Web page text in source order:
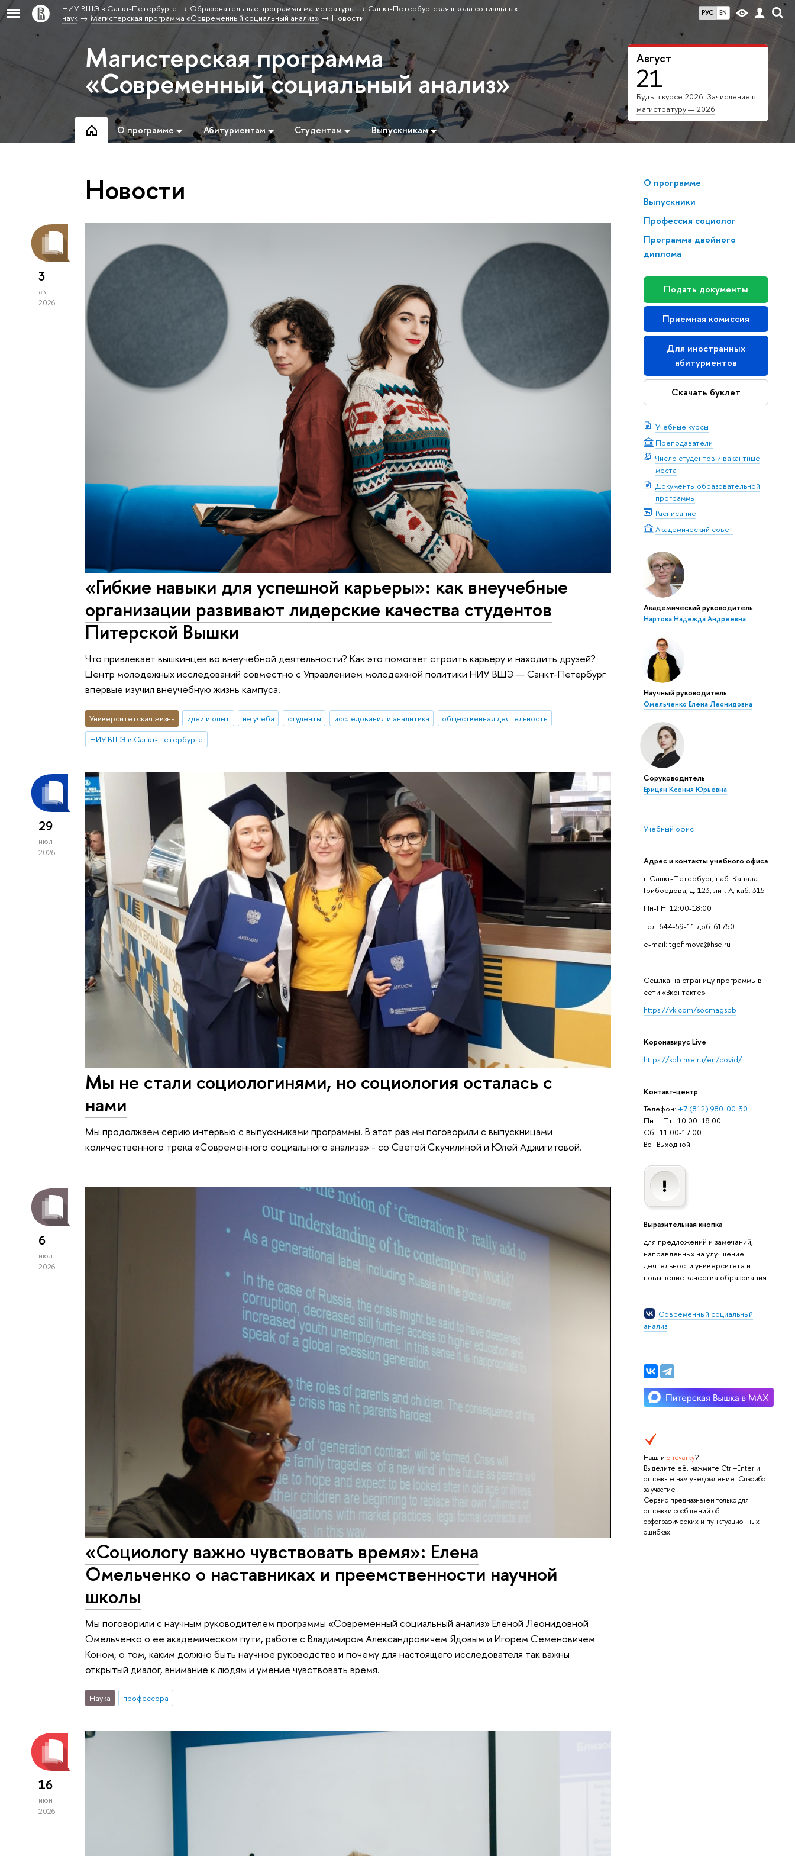
РУС EN
НИУ ВШЭ в Санкт-Петербурге Образовательные программы магистратуры
Санкт-Петербургская школа социальных
наук
Магистерская программа «Современный социальный анализ» Новости
Август
21
Будь в курсе 2026: Зачисление в
магистратуру — 2026
Магистерская программа
«Современный социальный анализ»
О программе Абитуриентам Студентам Выпускникам
О программе
Выпускники
Профессия социолог
Программа двойного
диплома
Подать документы
Приемная комиссия
Для иностранных
абитуриентов
Скачать буклет
Учебные курсы
Преподаватели
Число студентов и вакантные
места
Документы образовательной
программы
Расписание
Академический совет
Академический руководитель
Нартова Надежда Андреевна
Научный руководитель
Омельченко Елена Леонидовна
Соруководитель
Ерицян Ксения Юрьевна
Учебный офис
Адрес и контакты учебного офиса
г. Санкт-Петербург, наб. Канала
Грибоедова, д. 123, лит. А, каб. 315
Пн-Пт: 12:00-18:00
тел. 644-59-11 доб. 61750
e-mail: tgefimova@hse.ru
Cсылка на страницу программы в
сети «Вконтакте»
https://vk.com/socmagspb
Коронавирус Live
https://spb.hse.ru/en/covid/
Контакт-центр
Телефон: +7 (812) 980-00-30
Пн. – Пт.: 10:00–18:00
Сб.: 11:00-17:00
Вс.: Выходной
Выразительная кнопка
для предложений и замечаний,
направленных на улучшение
деятельности университета и
повышение качества образования
Современный социальный
анализ
Нашли опечатку?
Выделите её, нажмите Ctrl+Enter и
отправьте нам уведомление. Спасибо
за участие!
Сервис предназначен только для
отправки сообщений об
орфографических и пунктуационных
ошибках.
Новости
3
авг
2026
«Гибкие навыки для успешной карьеры»: как внеучебные
организации развивают лидерские качества студентов
Питерской Вышки
Что привлекает вышкинцев во внеучебной деятельности? Как это помогает строить карьеру и находить друзей?
Центр молодежных исследований совместно с Управлением молодежной политики НИУ ВШЭ — Санкт-Петербург
впервые изучил внеучебную жизнь кампуса.
Университетская жизнь идеи и опыт не учеба студенты исследования и аналитика
общественная деятельность
НИУ ВШЭ в Санкт-Петербурге
29
июл
2026
Мы не стали социологинями, но социология осталась с
нами
Мы продолжаем серию интервью с выпускниками программы. В этот раз мы поговорили с выпускницами
количественного трека «Современного социального анализа» - со Светой Скучилиной и Юлей Аджигитовой.
6
июл
2026
«Социологу важно чувствовать время»: Елена
Омельченко о наставниках и преемственности научной
школы
Мы поговорили с научным руководителем программы «Современный социальный анализ» Еленой Леонидовной
Омельченко о ее академическом пути, работе с Владимиром Александровичем Ядовым и Игорем Семеновичем
Коном, о том, каким должно быть научное руководство и почему для настоящего исследователя так важны
открытый диалог, внимание к людям и умение чувствовать время.
Наука профессора
16
июн
2026